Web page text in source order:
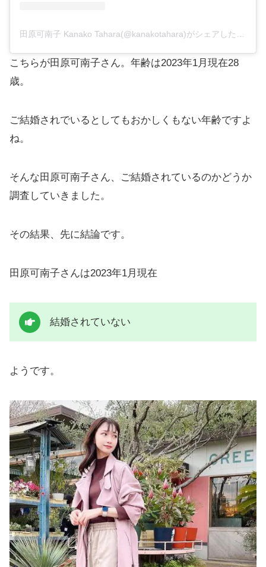
田原可南子 Kanako Tahara(@kanakotahara)がシェアした投稿
こちらが田原可南子さん。年齢は2023年1月現在28
歳。
ご結婚されでいるとしてもおかしくもない年齢ですよ
ね。
そんな田原可南子さん、ご結婚されているのかどうか
調査していきました。
その結果、先に結論です。
田原可南子さんは2023年1月現在
結婚されていない
ようです。